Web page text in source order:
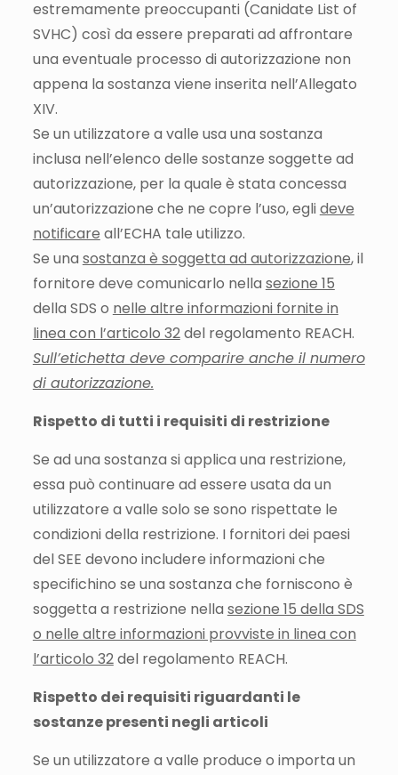
estremamente preoccupanti (Canidate List of
SVHC) così da essere preparati ad affrontare
una eventuale processo di autorizzazione non
appena la sostanza viene inserita nell’Allegato
XIV.
Se un utilizzatore a valle usa una sostanza
inclusa nell’elenco delle sostanze soggette ad
autorizzazione, per la quale è stata concessa
un’autorizzazione che ne copre l’uso, eglideve
notificare all’ECHA tale utilizzo.
Se una sostanza è soggetta ad autorizzazione, il
fornitore deve comunicarlo nella sezione 15
della SDS o nelle altre informazioni fornite in
linea con l’articolo 32del regolamento REACH.
Sull’etichetta deve comparire anche il numero
di autorizzazione.
Rispetto di tutti i requisiti di restrizione
Se ad una sostanza si applica una restrizione,
essa può continuare ad essere usata da un
utilizzatore a valle solo se sono rispettate le
condizioni della restrizione. I fornitori dei paesi
del SEE devono includere informazioni che
specifichino se una sostanza che forniscono è
soggetta a restrizione nella sezione 15 della SDS
o nelle altre informazioni provviste in linea con
l’articolo 32del regolamento REACH.
Rispetto dei requisiti riguardanti le
sostanze presenti negli articoli
Se un utilizzatore a valle produce o importa un